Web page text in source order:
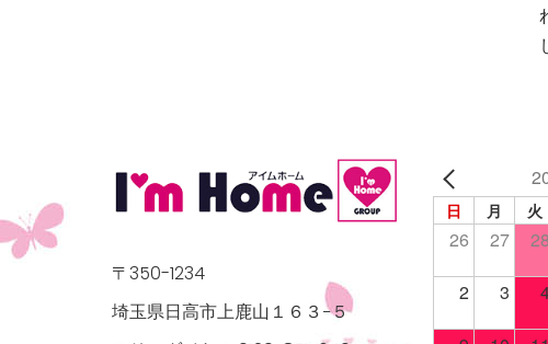
〒350-1234
埼玉県日高市上鹿山１６３−５
日 月 火
26 27 28
2 3